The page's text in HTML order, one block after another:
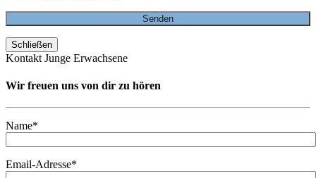
Schließen
Kontakt Junge Erwachsene
Wir freuen uns von dir zu hören
Name*
Email-Adresse*